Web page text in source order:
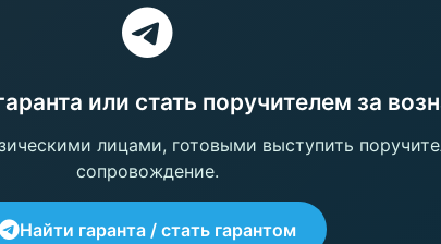
или стать поручителем за
лицами, готовыми выступить
сопровождение.
Найти гаранта / стать гарантом